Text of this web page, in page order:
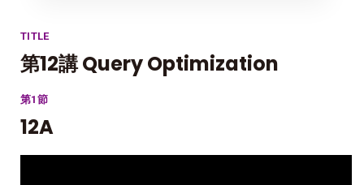
TITLE
第12講 Query Optimization
第1節
12A